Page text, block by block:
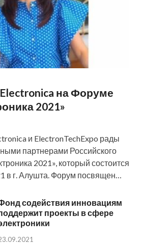
на Форуме
2021»
и ElectronTechExpo рады
партнерами Российского
2021», который состоится
в г. Алушта. Форум посвящен…
содействия инновациям
проекты в сфере